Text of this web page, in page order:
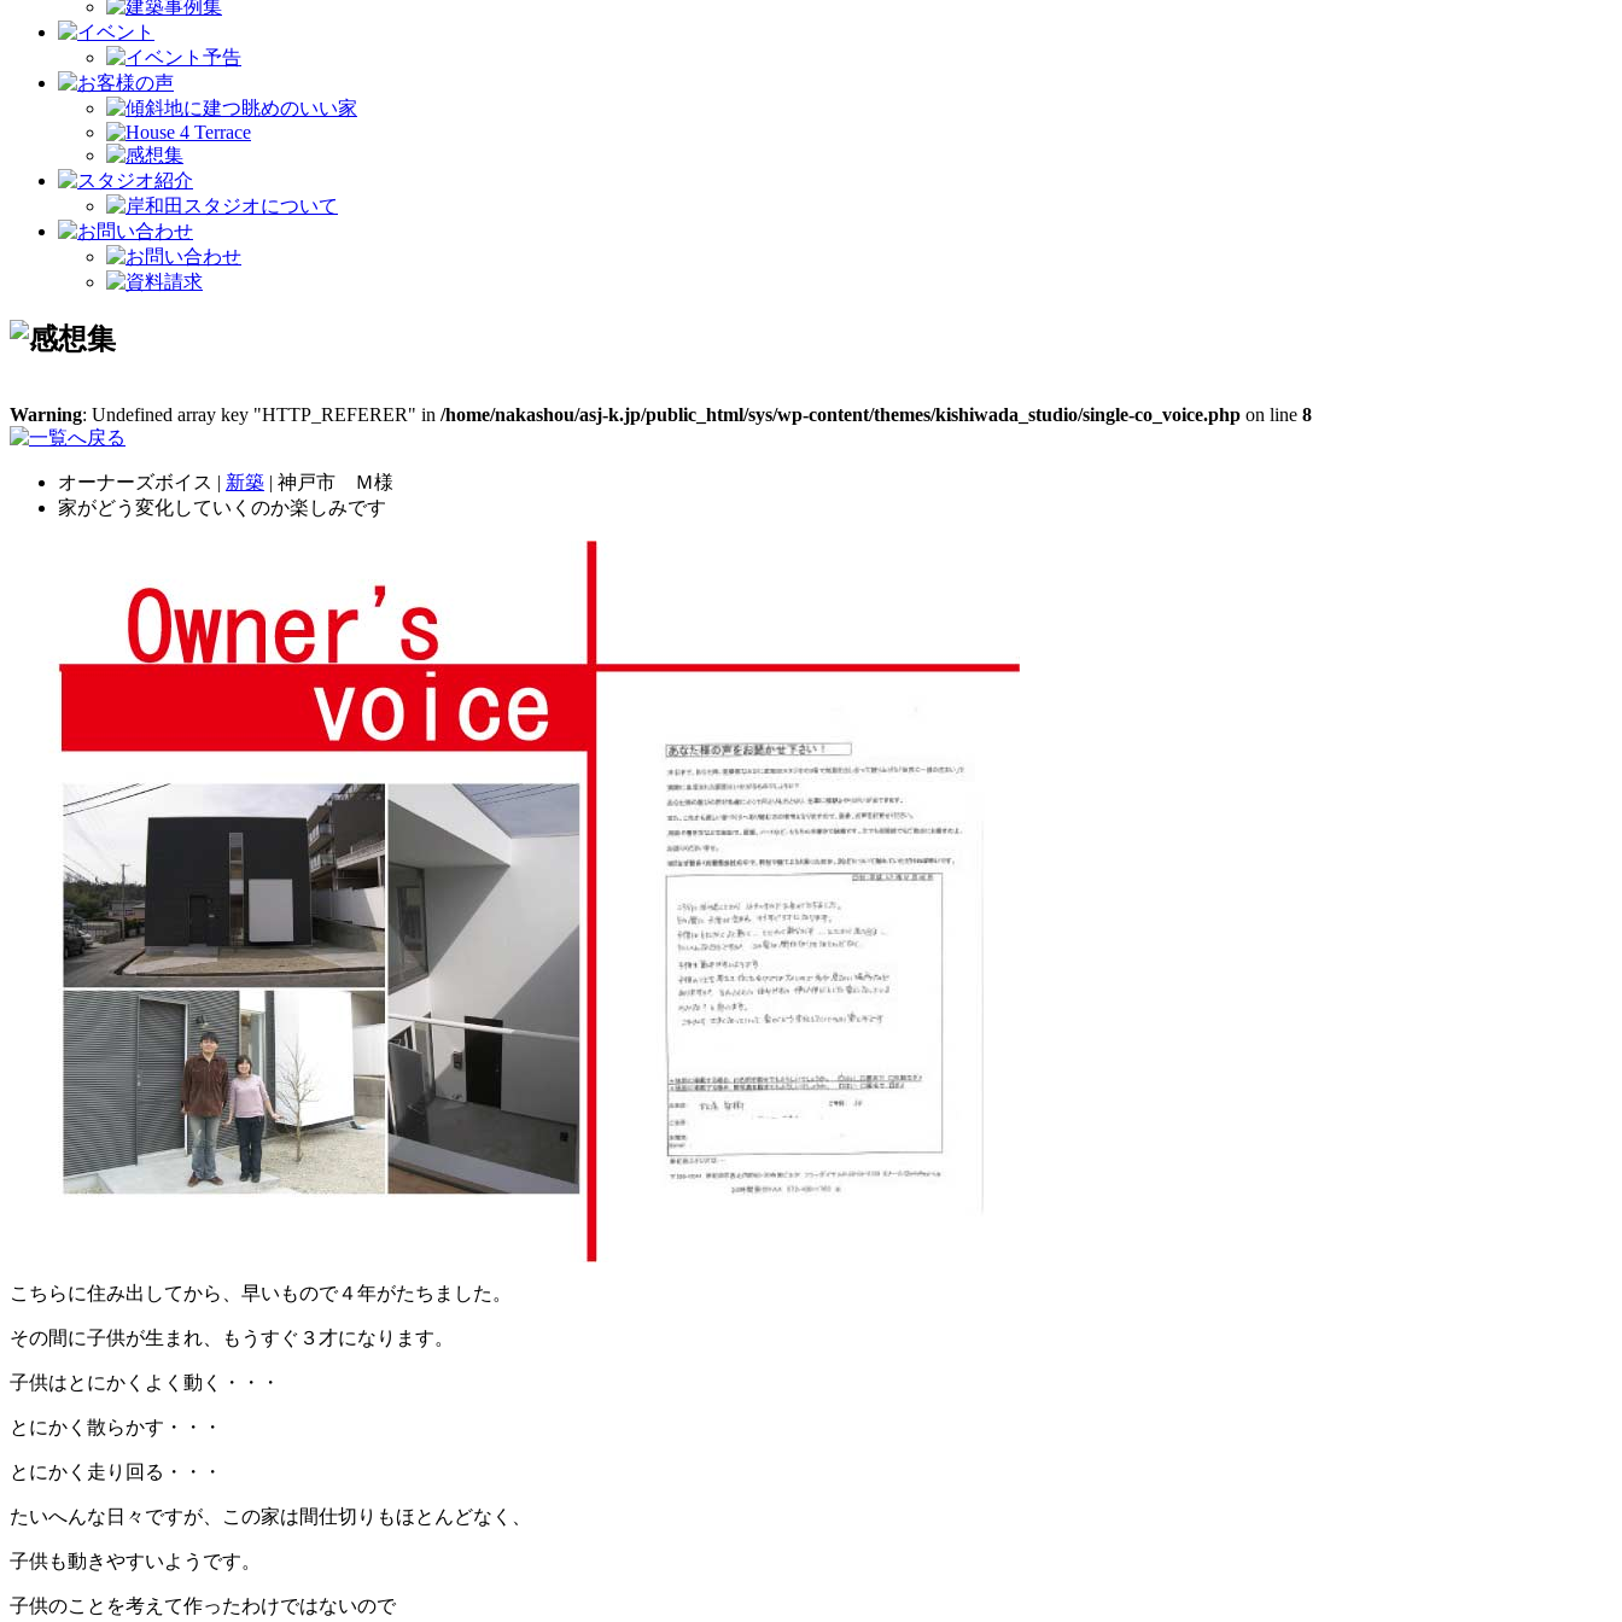
Warning: Undefined array key "HTTP_REFERER" in /home/nakashou/asj-k.jp/public_html/sys/wp-content/themes/kishiwada_studio/single-co_voice.php on line 8
オーナーズボイス | 新築 | 神戸市 Ｍ様
家がどう変化していくのか楽しみです
こちらに住み出してから、早いもので４年がたちました。
その間に子供が生まれ、もうすぐ３才になります。
子供はとにかくよく動く・・・
とにかく散らかす・・・
とにかく走り回る・・・
たいへんな日々ですが、この家は間仕切りもほとんどなく、
子供も動きやすいようです。
子供のことを考えて作ったわけではないので